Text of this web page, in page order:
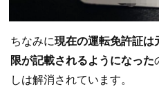
ちなみに現在の運転免許証は
限が記載されるようになった
しは解消されています。